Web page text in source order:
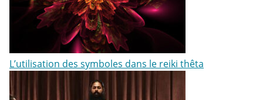
L’utilisation des symboles dans le reiki thêta